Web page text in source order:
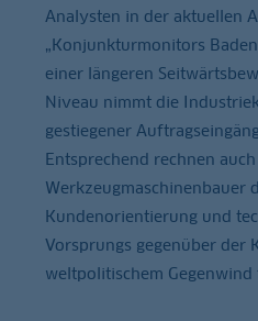
Analysten in der aktuellen
„Konjunkturmonitors
einer längeren
Niveau nimmt die
gestiegener
Entsprechend rechnen
Werkzeugmaschinenbauer
Kundenorientierung und
Vorsprungs gegenüber der
weltpolitischem